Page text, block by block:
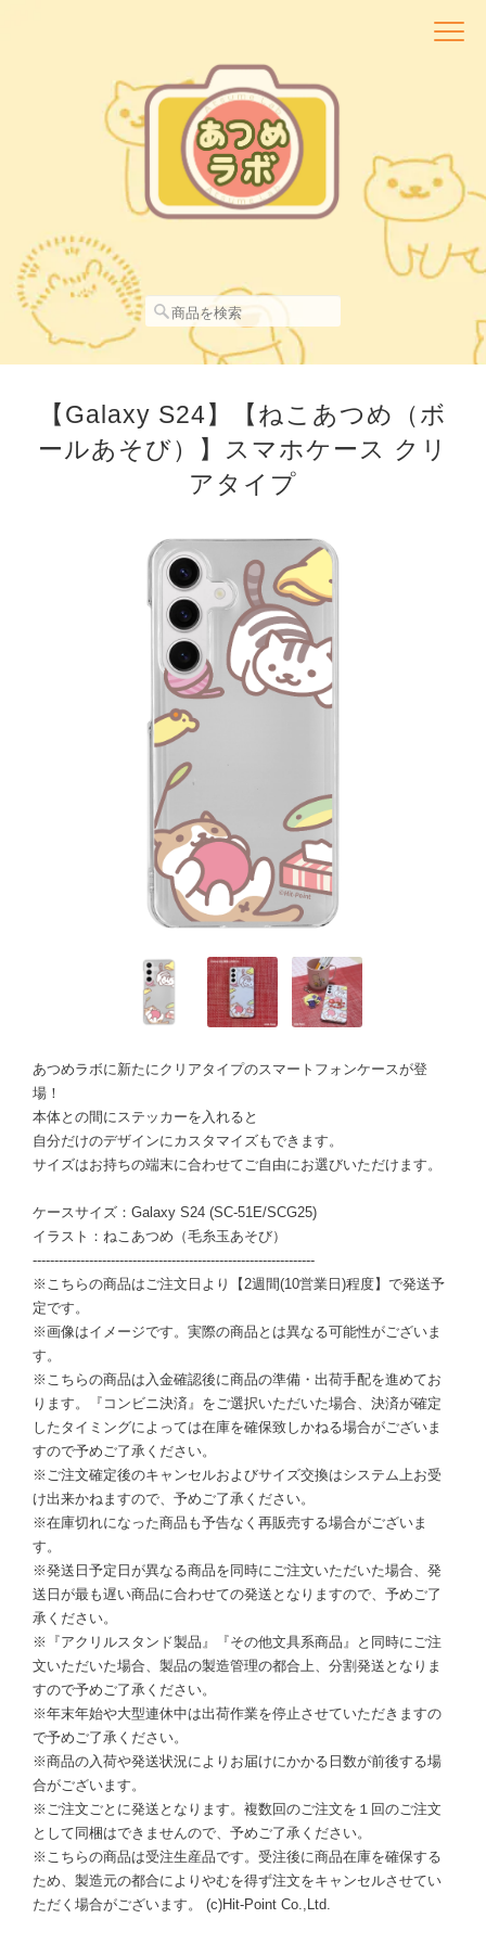
【Galaxy S24】【ねこあつめ（ボ
ールあそび）】スマホケース クリ
アタイプ
あつめラボに新たにクリアタイプのスマートフォンケースが登
場！
本体との間にステッカーを入れると
自分だけのデザインにカスタマイズもできます。
サイズはお持ちの端末に合わせてご自由にお選びいただけます。
ケースサイズ：Galaxy S24 (SC-51E/SCG25)
イラスト：ねこあつめ（毛糸玉あそび）
-----------------------------------------------------------------
※こちらの商品はご注文日より【2週間(10営業日)程度】で発送予
定です。
※画像はイメージです。実際の商品とは異なる可能性がございま
す。
※こちらの商品は入金確認後に商品の準備・出荷手配を進めてお
ります。『コンビニ決済』をご選択いただいた場合、決済が確定
したタイミングによっては在庫を確保致しかねる場合がございま
すので予めご了承ください。
※ご注文確定後のキャンセルおよびサイズ交換はシステム上お受
け出来かねますので、予めご了承ください。
※在庫切れになった商品も予告なく再販売する場合がございま
す。
※発送日予定日が異なる商品を同時にご注文いただいた場合、発
送日が最も遅い商品に合わせての発送となりますので、予めご了
承ください。
※『アクリルスタンド製品』『その他文具系商品』と同時にご注
文いただいた場合、製品の製造管理の都合上、分割発送となりま
すので予めご了承ください。
※年末年始や大型連休中は出荷作業を停止させていただきますの
で予めご了承ください。
※商品の入荷や発送状況によりお届けにかかる日数が前後する場
合がございます。
※ご注文ごとに発送となります。複数回のご注文を１回のご注文
として同梱はできませんので、予めご了承ください。
※こちらの商品は受注生産品です。受注後に商品在庫を確保する
ため、製造元の都合によりやむを得ず注文をキャンセルさせてい
ただく場合がございます。 (c)Hit-Point Co.,Ltd.